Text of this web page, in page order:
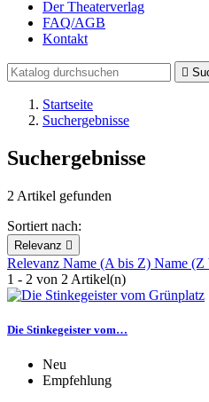
Der Theaterverlag
FAQ/AGB
Kontakt

Startseite
Suchergebnisse
Suchergebnisse
2 Artikel gefunden
Sortiert nach:
Relevanz 
Relevanz Name (A bis Z) Name (Z
1 - 2 von 2 Artikel(n)
Die Stinkegeister vom…
Neu
Empfehlung